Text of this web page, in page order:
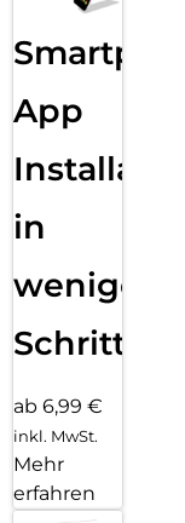
Sende eine
verwende Siri und
funktioniert mit
App
Installation
in
wenigen
Schritten
ab 6,99 €
inkl. MwSt.
Mehr
erfahren